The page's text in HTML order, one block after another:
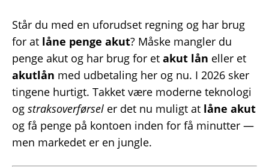
Står du med en uforudset regning og har brug
for at låne penge akut? Måske mangler du
penge akut og har brug for et akut lån eller et
akutlån med udbetaling her og nu. I 2026 sker
tingene hurtigt. Takket være moderne teknologi
og straksoverførsel er det nu muligt at låne akut
og få penge på kontoen inden for få minutter —
men markedet er en jungle.